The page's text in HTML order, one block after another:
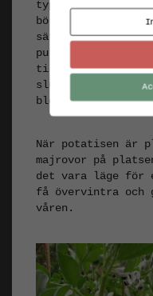
typerna finns som
början av juni kan
sätta
purjolök och
till hands när
slut. Och glöm
blommor att
När potatisen är
majrovor på
det vara läge för
få övervintra och
våren.